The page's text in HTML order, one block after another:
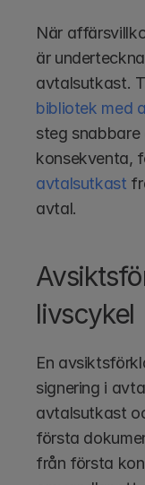
När
är
bibliotek med
steg
avtalsutkast
avtal.
livscykel
En
signering i
avtalsutkast
första
från första